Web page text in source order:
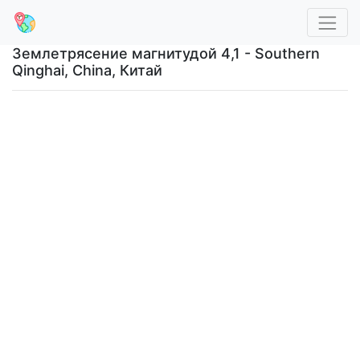
Землетрясение магнитудой 4,1 - Southern
Qinghai, China, Китай